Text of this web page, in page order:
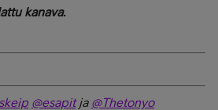
kanava.
@esapitja @Thetonyo